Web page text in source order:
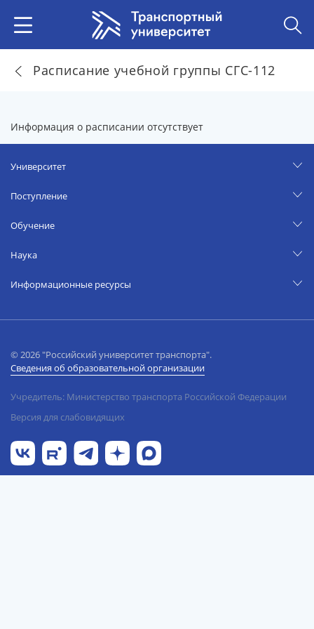
Расписание учебной группы СГС-112
Информация о расписании отсутствует
Университет
Поступление
Обучение
Наука
Информационные ресурсы
© 2026 "Российский университет транспорта".
Сведения об образовательной организации
Учредитель: Министерство транспорта Российской Федерации
Версия для слабовидящих